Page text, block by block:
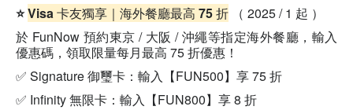
⭐Visa 卡友獨享｜海外餐廳最高 75 折 （ 2025 / 1 起 ）
於 FunNow 預約東京 / 大阪 / 沖繩等指定海外餐廳，輸入
優惠碼，領取限量每月最高 75 折優惠！
✅ Signature 御璽卡：輸入【FUN500】享 75 折
✅ Infinity 無限卡：輸入【FUN800】享 8 折